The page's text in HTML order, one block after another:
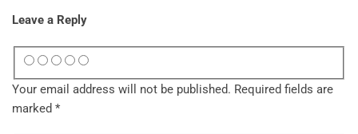
Leave a Reply
Your email address will not be published. Required fields are
marked *